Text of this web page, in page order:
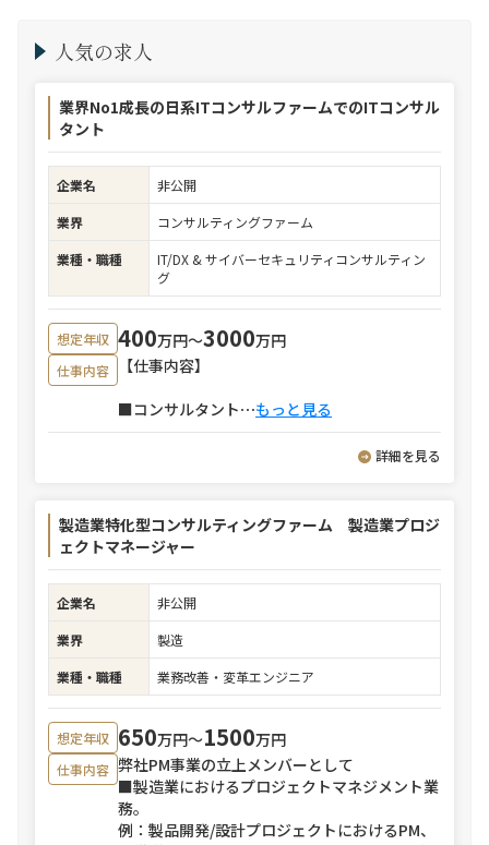
人気の求人
業界No1成長の日系ITコンサルファームでのITコンサル
タント
企業名
非公開
業界
コンサルティングファーム
業種・職種
IT/DX & サイバーセキュリティコンサルティン
グ
想定年収 400万円〜3000万円
仕事内容
【仕事内容】
■コンサルタント⋯もっと見る
詳細を見る
製造業特化型コンサルティングファーム 製造業プロジ
ェクトマネージャー
企業名
非公開
業界
製造
業種・職種
業務改善・変革エンジニア
想定年収 650万円〜1500万円
仕事内容 弊社PM事業の立上メンバーとして
■製造業におけるプロジェクトマネジメント業
務。
例：製品開発/設計プロジェクトにおけるPM、